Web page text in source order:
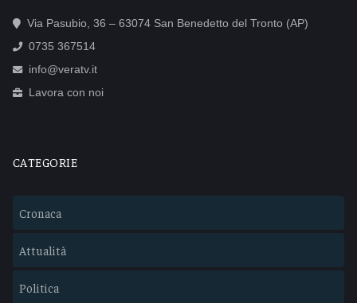
Via Pasubio, 36 – 63074 San Benedetto del Tronto (AP)
0735 367514
info@veratv.it
Lavora con noi
CATEGORIE
Cronaca
Attualità
Politica